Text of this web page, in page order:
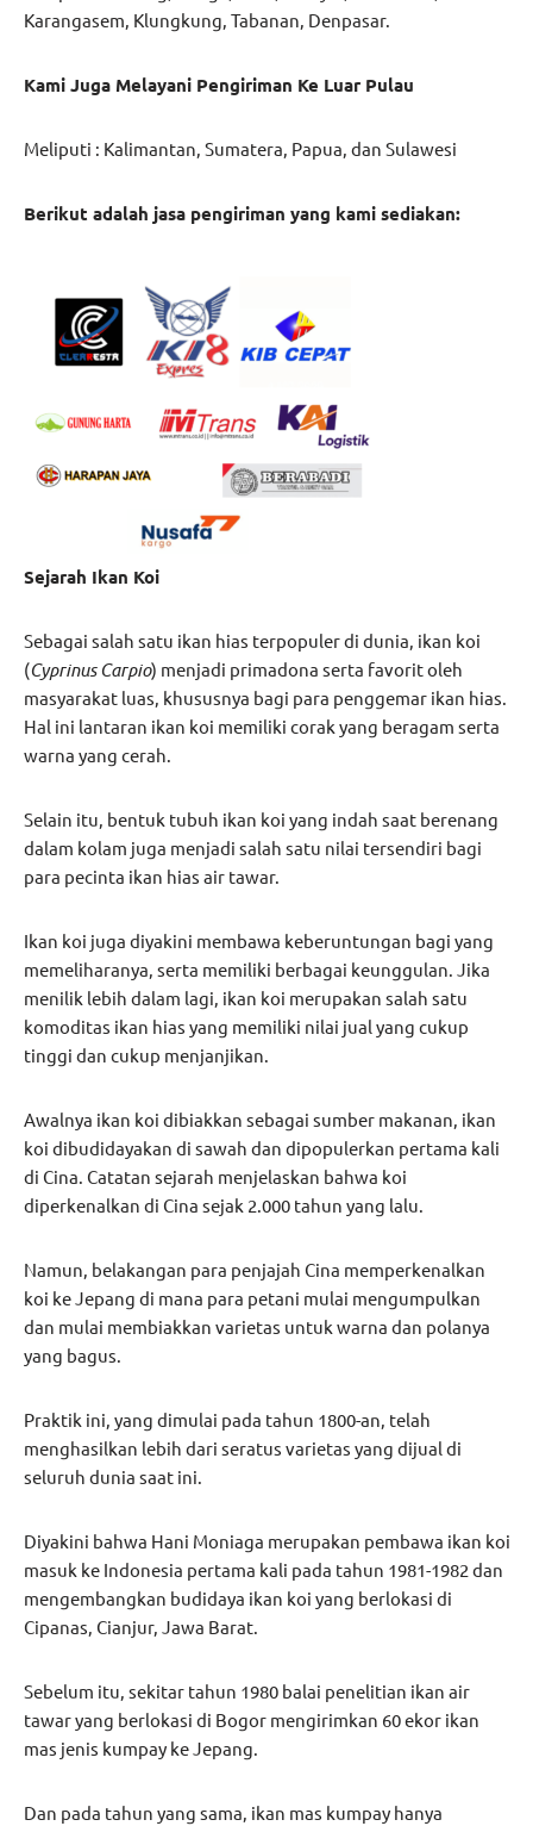
Karangasem, Klungkung, Tabanan, Denpasar.
Kami Juga Melayani Pengiriman Ke Luar Pulau
Meliputi : Kalimantan, Sumatera, Papua, dan Sulawesi
Berikut adalah jasa pengiriman yang kami sediakan:
Sejarah Ikan Koi
Sebagai salah satu ikan hias terpopuler di dunia, ikan koi
(Cyprinus Carpio) menjadi primadona serta favorit oleh
masyarakat luas, khususnya bagi para penggemar ikan hias.
Hal ini lantaran ikan koi memiliki corak yang beragam serta
warna yang cerah.
Selain itu, bentuk tubuh ikan koi yang indah saat berenang
dalam kolam juga menjadi salah satu nilai tersendiri bagi
para pecinta ikan hias air tawar.
Ikan koi juga diyakini membawa keberuntungan bagi yang
memeliharanya, serta memiliki berbagai keunggulan. Jika
menilik lebih dalam lagi, ikan koi merupakan salah satu
komoditas ikan hias yang memiliki nilai jual yang cukup
tinggi dan cukup menjanjikan.
Awalnya ikan koi dibiakkan sebagai sumber makanan, ikan
koi dibudidayakan di sawah dan dipopulerkan pertama kali
di Cina. Catatan sejarah menjelaskan bahwa koi
diperkenalkan di Cina sejak 2.000 tahun yang lalu.
Namun, belakangan para penjajah Cina memperkenalkan
koi ke Jepang di mana para petani mulai mengumpulkan
dan mulai membiakkan varietas untuk warna dan polanya
yang bagus.
Praktik ini, yang dimulai pada tahun 1800-an, telah
menghasilkan lebih dari seratus varietas yang dijual di
seluruh dunia saat ini.
Diyakini bahwa Hani Moniaga merupakan pembawa ikan koi
masuk ke Indonesia pertama kali pada tahun 1981-1982 dan
mengembangkan budidaya ikan koi yang berlokasi di
Cipanas, Cianjur, Jawa Barat.
Sebelum itu, sekitar tahun 1980 balai penelitian ikan air
tawar yang berlokasi di Bogor mengirimkan 60 ekor ikan
mas jenis kumpay ke Jepang.
Dan pada tahun yang sama, ikan mas kumpay hanya